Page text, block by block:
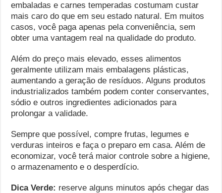
embaladas e carnes temperadas costumam custar
mais caro do que em seu estado natural. Em muitos
casos, você paga apenas pela conveniência, sem
obter uma vantagem real na qualidade do produto.
Além do preço mais elevado, esses alimentos
geralmente utilizam mais embalagens plásticas,
aumentando a geração de resíduos. Alguns produtos
industrializados também podem conter conservantes,
sódio e outros ingredientes adicionados para
prolongar a validade.
Sempre que possível, compre frutas, legumes e
verduras inteiros e faça o preparo em casa. Além de
economizar, você terá maior controle sobre a higiene,
o armazenamento e o desperdício.
Dica Verde: reserve alguns minutos após chegar das